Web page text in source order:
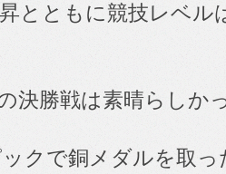
とともに競技レベル
決勝戦は素晴らしか
クで銅メダルを取